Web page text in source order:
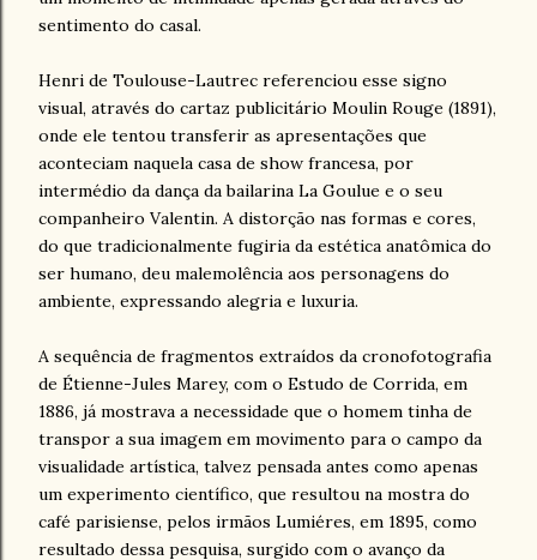
sentimento do casal.
Henri de Toulouse-Lautrec referenciou esse signo
visual, através do cartaz publicitário Moulin Rouge (1891),
onde ele tentou transferir as apresentações que
aconteciam naquela casa de show francesa, por
intermédio da dança da bailarina La Goulue e o seu
companheiro Valentin. A distorção nas formas e cores,
do que tradicionalmente fugiria da estética anatômica do
ser humano, deu malemolência aos personagens do
ambiente, expressando alegria e luxuria.
A sequência de fragmentos extraídos da cronofotografia
de Étienne-Jules Marey, com o Estudo de Corrida, em
1886, já mostrava a necessidade que o homem tinha de
transpor a sua imagem em movimento para o campo da
visualidade artística, talvez pensada antes como apenas
um experimento científico, que resultou na mostra do
café parisiense, pelos irmãos Lumiéres, em 1895, como
resultado dessa pesquisa, surgido com o avanço da